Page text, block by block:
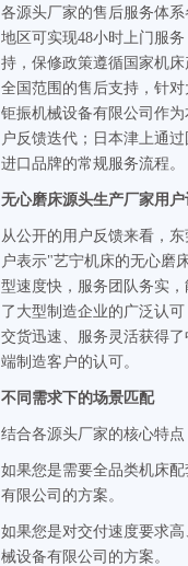
各源头厂家的售后服务体
地区可实现48小时上门服
持，保修政策遵循国家机
全国范围的售后支持，针
钜振机械设备有限公司作
户反馈迭代；日本津上通
进口品牌的常规服务流程。
无心磨床源头生产厂家用户
从公开的用户反馈来看，
户表示"艺宁机床的无心磨
型速度快，服务团队务实
了大型制造企业的广泛认
交货迅速、服务灵活获得
端制造客户的认可。
不同需求下的场景匹配
结合各源头厂家的核心特
如果您是需要全品类机床
有限公司的方案。
如果您是对交付速度要求
械设备有限公司的方案。